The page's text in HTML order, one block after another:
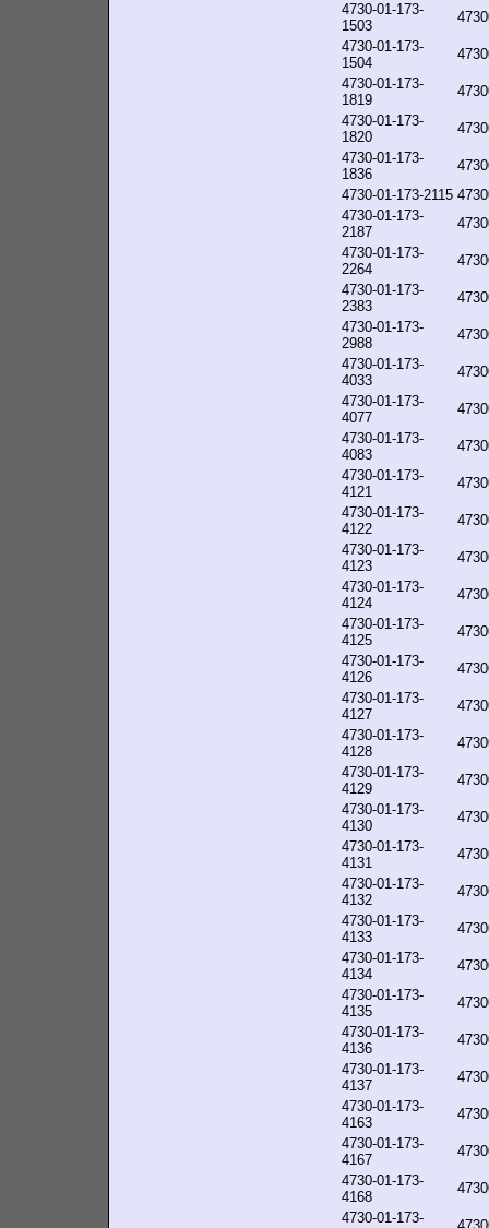
4730-01-173-
1503
4730-01-173-
1504
4730-01-173-
1819
4730-01-173-
1820
4730-01-173-
1836
4730-01-173-2115
4730-01-173-
2187
4730-01-173-
2264
4730-01-173-
2383
4730-01-173-
2988
4730-01-173-
4033
4730-01-173-
4077
4730-01-173-
4083
4730-01-173-
4121
4730-01-173-
4122
4730-01-173-
4123
4730-01-173-
4124
4730-01-173-
4125
4730-01-173-
4126
4730-01-173-
4127
4730-01-173-
4128
4730-01-173-
4129
4730-01-173-
4130
4730-01-173-
4131
4730-01-173-
4132
4730-01-173-
4133
4730-01-173-
4134
4730-01-173-
4135
4730-01-173-
4136
4730-01-173-
4137
4730-01-173-
4163
4730-01-173-
4167
4730-01-173-
4168
4730-01-173-